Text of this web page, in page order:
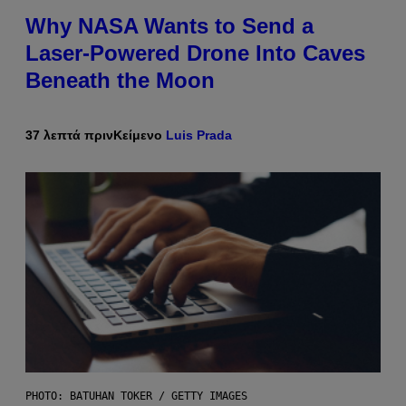
Why NASA Wants to Send a
Laser-Powered Drone Into Caves
Beneath the Moon
37 λεπτά πρινΚείμενο Luis Prada
PHOTO: BATUHAN TOKER / GETTY IMAGES